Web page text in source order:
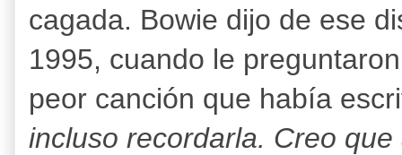
cagada. Bowie dijo de ese
1995, cuando le
peor canción que había
incluso recordarla. Creo